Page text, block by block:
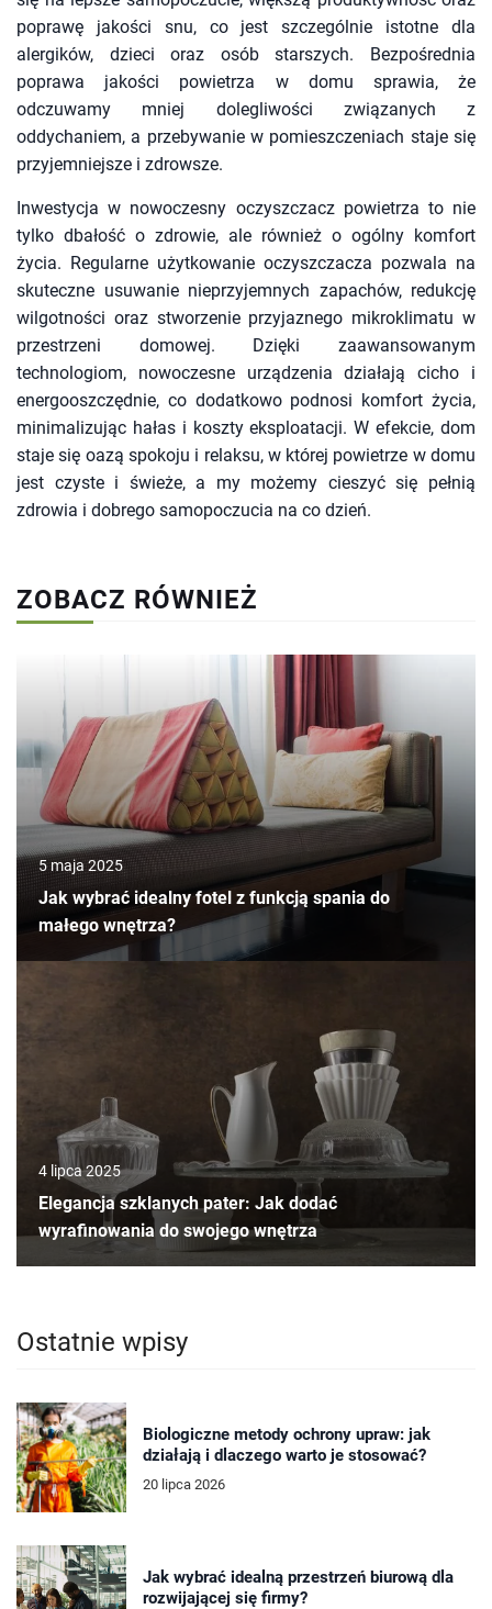
poprawę jakości snu, co jest szczególnie istotne dla
alergików, dzieci oraz osób starszych. Bezpośrednia
poprawa jakości powietrza w domu sprawia, że
odczuwamy mniej dolegliwości związanych z
oddychaniem, a przebywanie w pomieszczeniach staje się
przyjemniejsze i zdrowsze.
Inwestycja w nowoczesny oczyszczacz powietrza to nie
tylko dbałość o zdrowie, ale również o ogólny komfort
życia. Regularne użytkowanie oczyszczacza pozwala na
skuteczne usuwanie nieprzyjemnych zapachów, redukcję
wilgotności oraz stworzenie przyjaznego mikroklimatu w
przestrzeni domowej. Dzięki zaawansowanym
technologiom, nowoczesne urządzenia działają cicho i
energooszczędnie, co dodatkowo podnosi komfort życia,
minimalizując hałas i koszty eksploatacji. W efekcie, dom
staje się oazą spokoju i relaksu, w której powietrze w domu
jest czyste i świeże, a my możemy cieszyć się pełnią
zdrowia i dobrego samopoczucia na co dzień.
ZOBACZ RÓWNIEŻ
5 maja 2025
Jak wybrać idealny fotel z funkcją spania do
małego wnętrza?
4 lipca 2025
Elegancja szklanych pater: Jak dodać
wyrafinowania do swojego wnętrza
Ostatnie wpisy
Biologiczne metody ochrony upraw: jak
działają i dlaczego warto je stosować?
20 lipca 2026
Jak wybrać idealną przestrzeń biurową dla
rozwijającej się firmy?